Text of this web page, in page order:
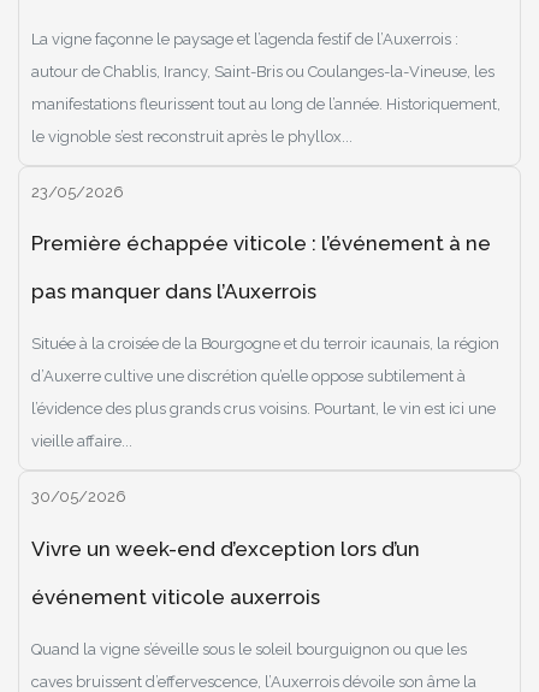
La vigne façonne le paysage et l’agenda festif de l’Auxerrois :
autour de Chablis, Irancy, Saint-Bris ou Coulanges-la-Vineuse, les
manifestations fleurissent tout au long de l’année. Historiquement,
le vignoble s’est reconstruit après le phyllox...
23/05/2026
Première échappée viticole : l’événement à ne
pas manquer dans l’Auxerrois
Située à la croisée de la Bourgogne et du terroir icaunais, la région
d’Auxerre cultive une discrétion qu’elle oppose subtilement à
l’évidence des plus grands crus voisins. Pourtant, le vin est ici une
vieille affaire...
30/05/2026
Vivre un week-end d’exception lors d’un
événement viticole auxerrois
Quand la vigne s’éveille sous le soleil bourguignon ou que les
caves bruissent d’effervescence, l’Auxerrois dévoile son âme la